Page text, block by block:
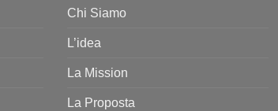
Chi Siamo
L’idea
La Mission
La Proposta